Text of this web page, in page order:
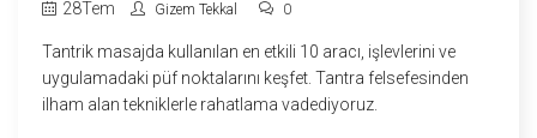
28Tem Gizem Tekkal 0
Tantrik masajda kullanılan en etkili 10 aracı, işlevlerini ve
uygulamadaki püf noktalarını keşfet. Tantra felsefesinden
ilham alan tekniklerle rahatlama vadediyoruz.